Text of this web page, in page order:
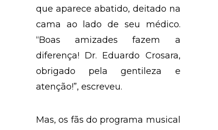
que aparece abatido, deitado na
cama ao lado de seu médico.
“Boas amizades fazem a
diferença! Dr. Eduardo Crosara,
obrigado pela gentileza e
atenção!”, escreveu.
Mas, os fãs do programa musical